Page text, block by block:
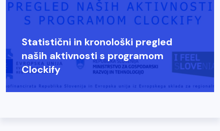
Statistični in kronološki pregled
naših aktivnosti s programom
Clockify